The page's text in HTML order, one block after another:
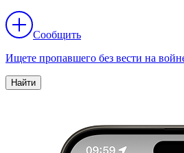
Сообщить
Ищете пропавшего без вести на
Найти